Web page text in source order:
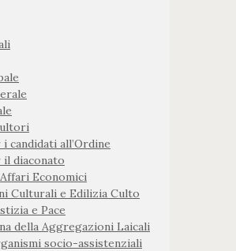
candidati all’Ordine
il diaconato
Economici
Culturali e Edilizia Culto
e Pace
della Aggregazioni Laicali
socio-assistenziali